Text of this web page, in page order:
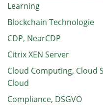
Learning
Blockchain Technologie
CDP, NearCDP
Citrix XEN Server
Cloud Computing, Cloud
Cloud
Compliance, DSGVO